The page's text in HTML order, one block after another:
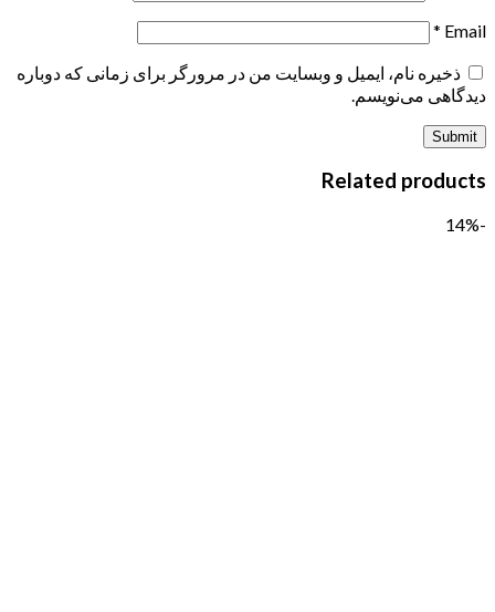
Email
*
ذخیره نام، ایمیل و وبسایت من در مرورگر برای زمانی که دوباره
دیدگاهی می‌نویسم.
Related products
-14%